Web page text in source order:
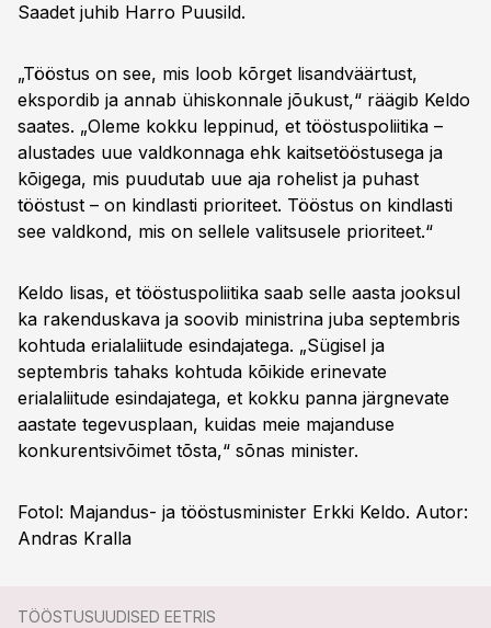
Saadet juhib Harro Puusild.
„Tööstus on see, mis loob kõrget lisandväärtust,
ekspordib ja annab ühiskonnale jõukust,“ räägib Keldo
saates. „Oleme kokku leppinud, et tööstuspoliitika –
alustades uue valdkonnaga ehk kaitsetööstusega ja
kõigega, mis puudutab uue aja rohelist ja puhast
tööstust – on kindlasti prioriteet. Tööstus on kindlasti
see valdkond, mis on sellele valitsusele prioriteet.“
Keldo lisas, et tööstuspoliitika saab selle aasta jooksul
ka rakenduskava ja soovib ministrina juba septembris
kohtuda erialaliitude esindajatega. „Sügisel ja
septembris tahaks kohtuda kõikide erinevate
erialaliitude esindajatega, et kokku panna järgnevate
aastate tegevusplaan, kuidas meie majanduse
konkurentsivõimet tõsta,“ sõnas minister.
Fotol: Majandus- ja tööstusminister Erkki Keldo. Autor:
Andras Kralla
TÖÖSTUSUUDISED EETRIS